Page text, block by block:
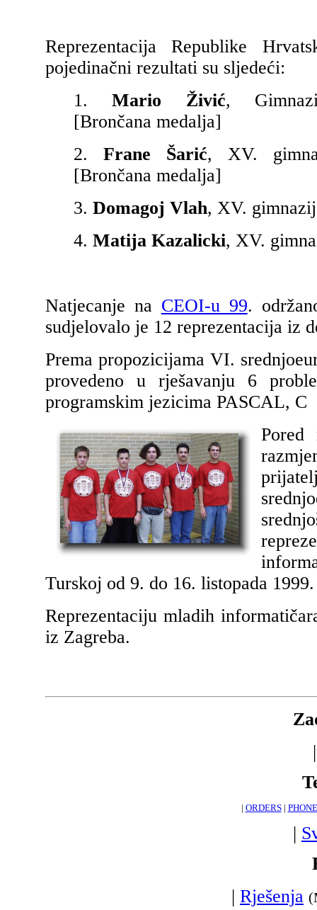
Reprezentacija Republike
pojedinačni rezultati su sljedeći:
1.Mario Živić,
[Brončana medalja]
2. Frane Šarić, XV.
[Brončana medalja]
3. Domagoj Vlah, XV.
4. Matija Kazalicki, XV.
Natjecanje na CEOI-u 99.
sudjelovalo je 12 reprezentacija iz
Prema propozicijama VI.
provedeno u rješavanju 6
programskim jezicima PASCAL,
Pored
Turskoj od 9. do 16. listopada 1999.
Reprezentaciju mladih
iz Zagreba.
| ORDERS| PHONE
|
| Rješenja